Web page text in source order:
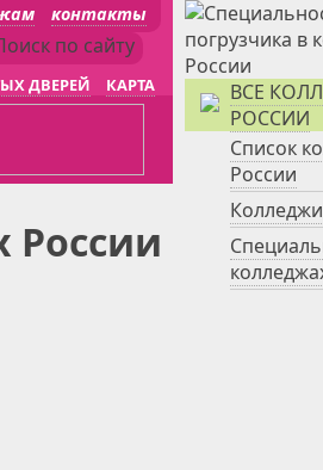
контакты
ДВЕРЕЙ КАРТА
России
ВСЕ
РОССИИ
Список
России